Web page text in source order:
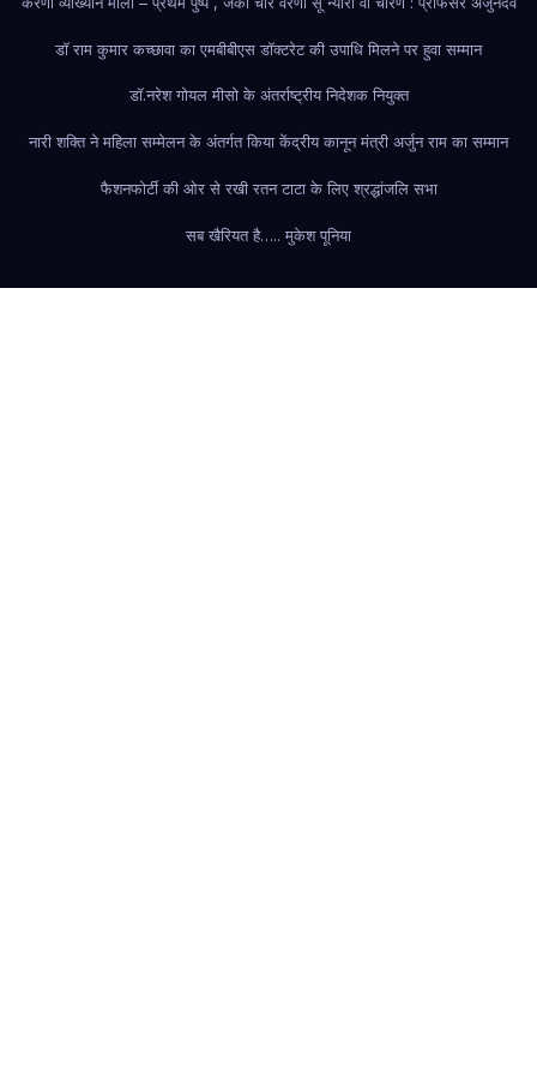
डॉ राम कुमार कच्छावा का एमबीबीएस डॉक्टरेट की उपाधि मिलने पर हुवा सम्मान
डॉ.नरेश गोयल मीसो के अंतर्राष्ट्रीय निदेशक नियुक्त
नारी शक्ति ने महिला सम्मेलन के अंतर्गत किया केंद्रीय कानून मंत्री अर्जुन राम का सम्मान
फैशनफोर्टी की ओर से रखी रतन टाटा के लिए श्रद्धांजलि सभा
सब खैरियत है….. मुकेश पूनिया